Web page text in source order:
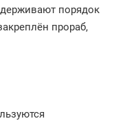
порядок
прораб,